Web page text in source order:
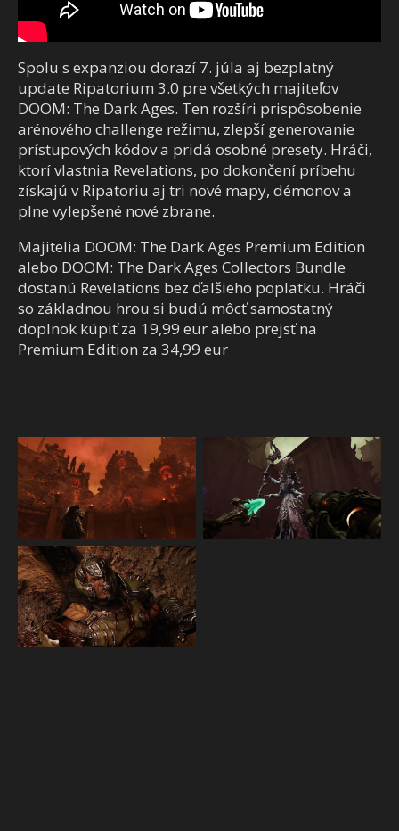
Spolu s expanziou dorazí 7. júla aj bezplatný
update Ripatorium 3.0 pre všetkých majiteľov
DOOM: The Dark Ages. Ten rozšíri prispôsobenie
arénového challenge režimu, zlepší generovanie
prístupových kódov a pridá osobné presety. Hráči,
ktorí vlastnia Revelations, po dokončení príbehu
získajú v Ripatoriu aj tri nové mapy, démonov a
plne vylepšené nové zbrane.
Majitelia DOOM: The Dark Ages Premium Edition
alebo DOOM: The Dark Ages Collectors Bundle
dostanú Revelations bez ďalšieho poplatku. Hráči
so základnou hrou si budú môcť samostatný
doplnok kúpiť za 19,99 eur alebo prejsť na
Premium Edition za 34,99 eur